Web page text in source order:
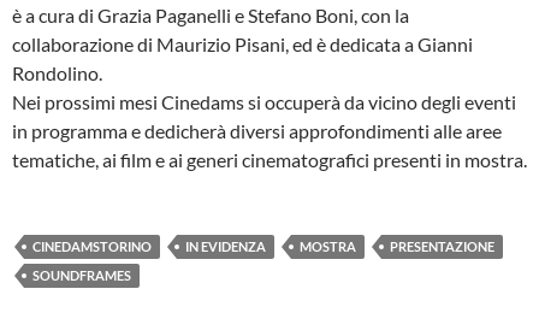
è a cura di Grazia Paganelli e Stefano Boni, con la
collaborazione di Maurizio Pisani, ed è dedicata a Gianni
Rondolino.
Nei prossimi mesi Cinedams si occuperà da vicino degli eventi
in programma e dedicherà diversi approfondimenti alle aree
tematiche, ai film e ai generi cinematografici presenti in mostra.
CINEDAMSTORINO IN EVIDENZA MOSTRA
PRESENTAZIONE
SOUNDFRAMES